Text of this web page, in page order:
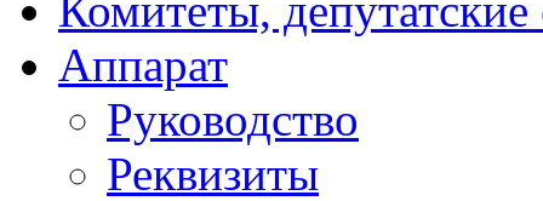
Аппарат
Руководство
Реквизиты